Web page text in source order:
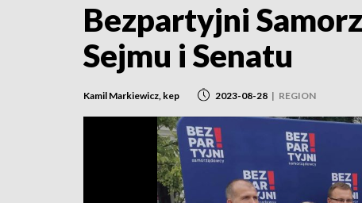
Bezpartyjni
Sejmu i Senatu
Kamil Markiewicz, kep 2023-08-28 | REGION